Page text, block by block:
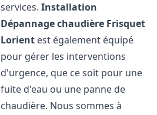
services.Installation
Dépannage chaudière Frisquet
Lorient est également équipé
pour gérer les interventions
d'urgence, que ce soit pour une
fuite d'eau ou une panne de
chaudière. Nous sommes à